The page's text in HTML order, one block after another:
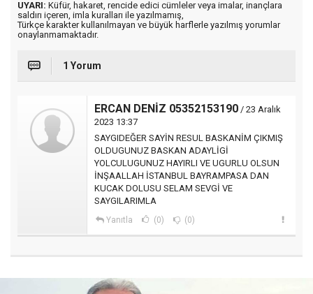
UYARI: Küfür, hakaret, rencide edici cümleler veya imalar, inançlara
saldırı içeren, imla kuralları ile yazılmamış,
Türkçe karakter kullanılmayan ve büyük harflerle yazılmış yorumlar
onaylanmamaktadır.
1 Yorum
ERCAN DENİZ 05352153190 / 23 Aralık
2023 13:37
SAYGIDEĞER SAYİN RESUL BASKANİM ÇIKMIŞ
OLDUGUNUZ BASKAN ADAYLİGİ
YOLCULUGUNUZ HAYIRLI VE UGURLU OLSUN
İNŞAALLAH İSTANBUL BAYRAMPASA DAN
KUCAK DOLUSU SELAM SEVGİ VE
SAYGILARIMLA
Yanıtla (0) (0)